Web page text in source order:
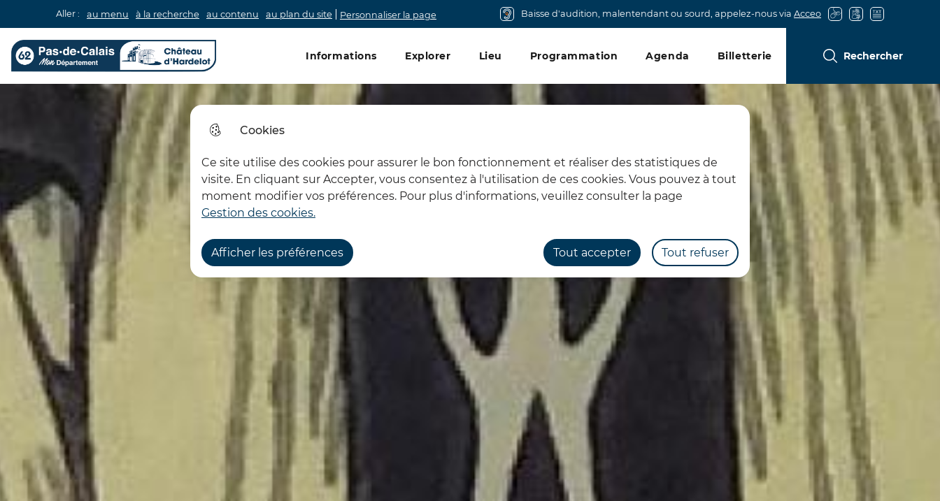
Cookies
Ce site utilise des cookies pour assurer le bon fonctionnement et réaliser des statistiques de
visite. En cliquant sur Accepter, vous consentez à l'utilisation de ces cookies. Vous pouvez à tout
moment modifier vos préférences. Pour plus d'informations, veuillez consulter la page
Gestion des cookies.
Afficher les préférences Tout accepter Tout refuser
Baisse d'audition, malentendant ou sourd, appelez-nous via Acceo
Aller : au menu à la recherche au contenu au plan du site Personnaliser la page
Château d'Hardelot Informations Explorer Lieu Programmation Agenda Billetterie Rechercher